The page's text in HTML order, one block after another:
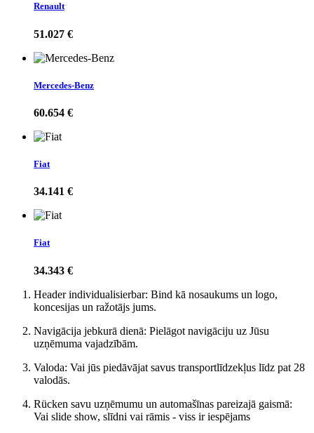
Renault
51.027 €
Mercedes-Benz
60.654 €
Fiat
34.141 €
Fiat
34.343 €
Header individualisierbar: Bind kā nosaukums un logo,
koncesijas un ražotājs jums.
Navigācija jebkurā dienā: Pielāgot navigāciju uz Jūsu
uzņēmuma vajadzībām.
Valoda: Vai jūs piedāvājat savus transportlīdzekļus līdz pat 28
valodās.
Rücken savu uzņēmumu un automašīnas pareizajā gaismā:
Vai slide show, slīdni vai rāmis - viss ir iespējams